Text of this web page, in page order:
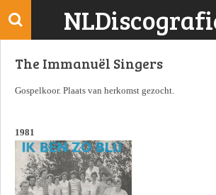
Ga
deThe Immanuël Singers
Gospelkoor. Plaats van herkomst gezocht.
1981